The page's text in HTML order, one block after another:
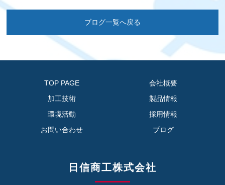
ブログ一覧へ戻る
TOP PAGE
会社概要
加工技術
製品情報
環境活動
採用情報
お問い合わせ
ブログ
日信商工株式会社